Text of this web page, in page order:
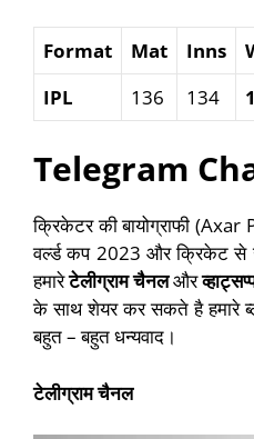
Format Mat Inns
IPL
136 134
Telegram
क्रिकेटर की बायोग्राफी
वर्ल्ड कप 2023 और क्रिकेट से
हमारेटेलीग्राम चैनलऔर
के साथ शेयर कर सकते है हमारे
बहुत – बहुत धन्यवाद।
टेलीग्राम चैनल